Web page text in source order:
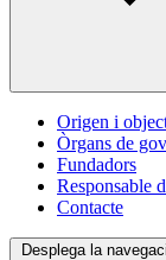
Origen i
Òrgans de
Fundadors
Responsable
Contacte
Desplega la